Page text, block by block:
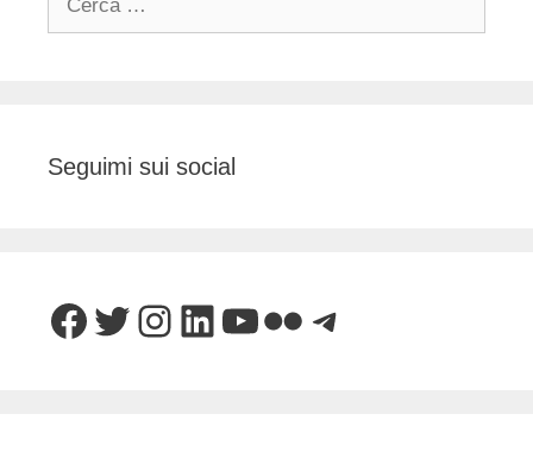
Seguimi sui social
Facebook
Twitter
Instagram
LinkedIn
YouTube
FlickrTelegram